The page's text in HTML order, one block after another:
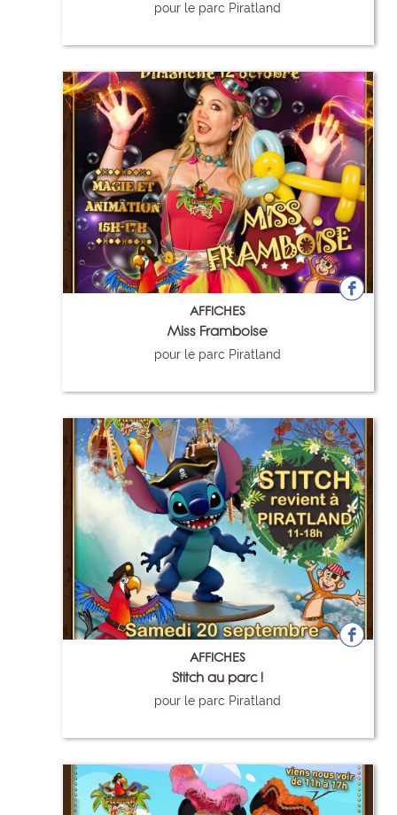
pour le parc Piratland
AFFICHES
Miss Framboise
pour le parc Piratland
AFFICHES
Stitch au parc !
pour le parc Piratland